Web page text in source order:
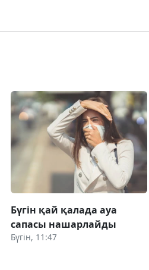
Бүгін қай қалада ауа
сапасы нашарлайды
Бүгін, 11:47